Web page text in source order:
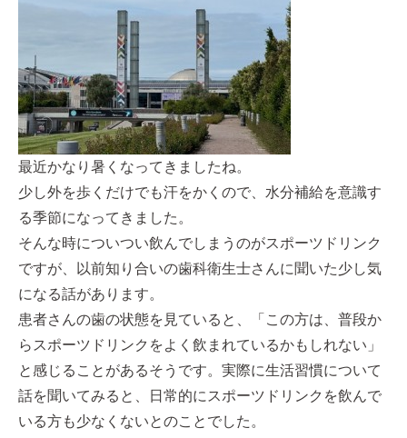
最近かなり暑くなってきましたね。
少し外を歩くだけでも汗をかくので、水分補給を意識す
る季節になってきました。
そんな時についつい飲んでしまうのがスポーツドリンク
ですが、以前知り合いの歯科衛生士さんに聞いた少し気
になる話があります。
患者さんの歯の状態を見ていると、
「この方は、普段か
らスポーツドリンクをよく飲まれているかもしれない」
と感じることがあるそうです。 実際に生活習慣について
話を聞いてみると、
日常的にスポーツドリンクを飲んで
いる方も少なくないとのことでした。